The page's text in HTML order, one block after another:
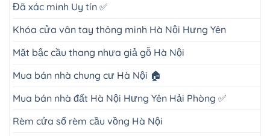
Đã xác minh Uy tín ✅
Khóa cửa vân tay thông minh Hà Nội Hưng Yên
Mặt bậc cầu thang nhựa giả gỗ Hà Nội
Mua bán nhà chung cư Hà Nội 🏠
Mua bán nhà đất Hà Nội Hưng Yên Hải Phòng ✅
Rèm cửa sổ rèm cầu vồng Hà Nội